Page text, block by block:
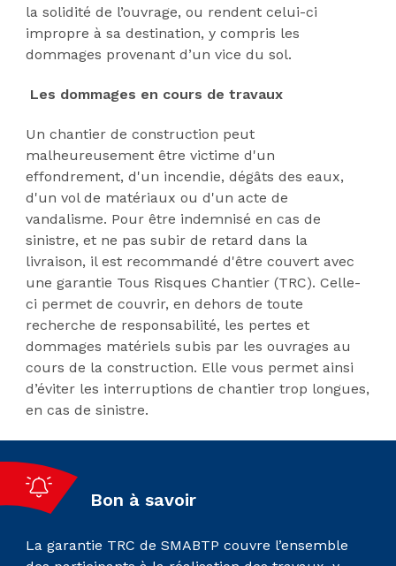
la solidité de l’ouvrage, ou rendent celui-ci
impropre à sa destination, y compris les
dommages provenant d’un vice du sol.
Les dommages en cours de travaux
Un chantier de construction peut
malheureusement être victime d'un
effondrement, d'un incendie, dégâts des eaux,
d'un vol de matériaux ou d'un acte de
vandalisme. Pour être indemnisé en cas de
sinistre, et ne pas subir de retard dans la
livraison, il est recommandé d'être couvert avec
une garantie Tous Risques Chantier (TRC). Celle-
ci permet de couvrir, en dehors de toute
recherche de responsabilité, les pertes et
dommages matériels subis par les ouvrages au
cours de la construction. Elle vous permet ainsi
d’éviter les interruptions de chantier trop longues,
en cas de sinistre.
Bon à savoir
La garantie TRC de SMABTP couvre l’ensemble